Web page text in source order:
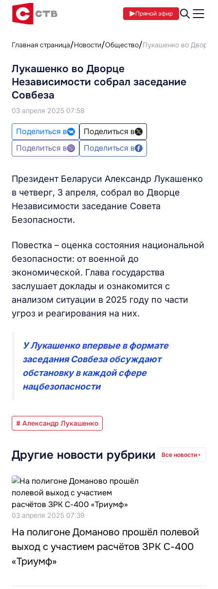
Прямой эфир
Главная страница Новости Общество Лукашенко во Дворце
Лукашенко во Дворце
Независимости собрал заседание
Совбеза
03 апреля 2025 07:58
Поделиться в
Поделиться в
Поделиться в
Поделиться в
Президент Беларуси Александр Лукашенко
в четверг, 3 апреля, собрал во Дворце
Независимости заседание Совета
Безопасности.
Повестка – оценка состояния национальной
безопасности: от военной до
экономической. Глава государства
заслушает доклады и ознакомится с
анализом ситуации в 2025 году по части
угроз и реагирования на них.
У Лукашенко впервые в формате
заседания Совбеза обсуждают
обстановку в каждой сфере
нацбезопасности
# Александр Лукашенко
Другие новости рубрики Все новости
03 апреля 2025 07:39
На полигоне Доманово прошёл полевой
выход с участием расчётов ЗРК С-400
«Триумф»